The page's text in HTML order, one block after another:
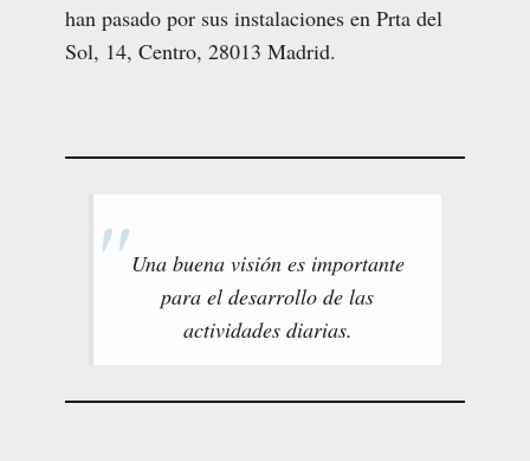
han pasado por sus instalaciones en Prta del
Sol, 14, Centro, 28013 Madrid.
Una buena visión es importante
para el desarrollo de las
actividades diarias.